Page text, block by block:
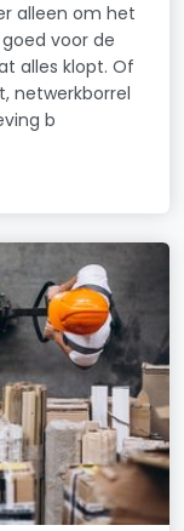
alleen om het
voor de
alles klopt. Of
netwerkborrel
b